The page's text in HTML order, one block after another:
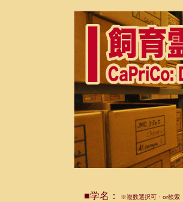
■学名： ※複数選択可・or検索